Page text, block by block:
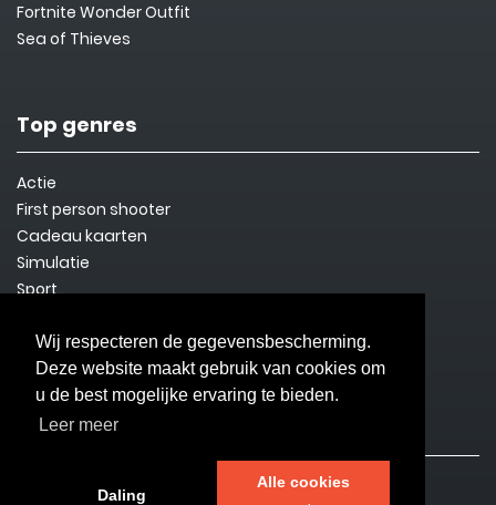
Wij respecteren de gegevensbescherming.
Deze website maakt gebruik van cookies om
u de best mogelijke ervaring te bieden.
Leer meer
Daling
Alle cookies
Fortnite Wonder Outfit
Sea of Thieves
Top genres
Actie
First person shooter
Cadeau kaarten
Simulatie
Sport
Overleven
Informatie